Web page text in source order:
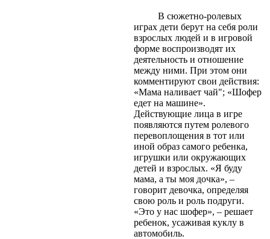
В сюжетно-ролевых
играх дети берут на себя роли
взрослых людей и в игровой
форме воспроизводят их
деятельность и отношение
между ними. При этом они
комментируют свои действия:
«Мама наливает чай"; «Шофер
едет на машине».
Действующие лица в игре
появляются путем ролевого
перевоплощения в тот или
иной образ самого ребенка,
игрушки или окружающих
детей и взрослых. «Я буду
мама, а ты моя дочка», –
говорит девочка, определяя
свою роль и роль подруги.
«Это у нас шофер», – решает
ребенок, усаживая куклу в
автомобиль.